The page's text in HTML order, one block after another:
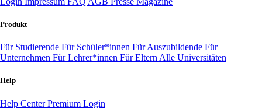
Produkt
Für Studierende Für Schüler*innen Für Auszubildende Für
Unternehmen Für Lehrer*innen Für Eltern Alle Universitäten
Help
Help CenterPremium Login